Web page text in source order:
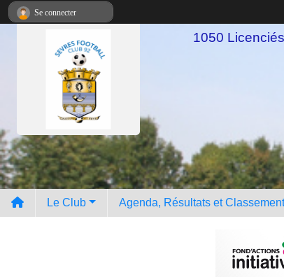
1050
Le Club Agenda, Résultats et
Se connecter
Panneau de gestion des cookies